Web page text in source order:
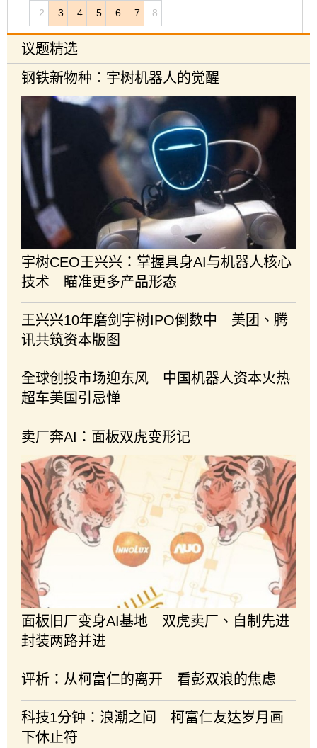
2 3 4 5 6 7 8
议题精选
钢铁新物种：宇树机器人的觉醒
宇树CEO王兴兴：掌握具身AI与机器人核心
技术 瞄准更多产品形态
王兴兴10年磨剑宇树IPO倒数中 美团、腾
讯共筑资本版图
全球创投市场迎东风 中国机器人资本火热
超车美国引忌惮
卖厂奔AI：面板双虎变形记
面板旧厂变身AI基地 双虎卖厂、自制先进
封装两路并进
评析：从柯富仁的离开 看彭双浪的焦虑
科技1分钟：浪潮之间 柯富仁友达岁月画
下休止符